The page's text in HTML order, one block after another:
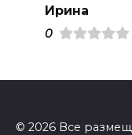
Ирина
0
© 2026 Все